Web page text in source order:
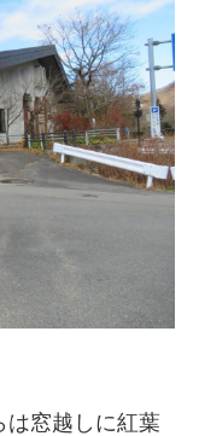
は窓越しに紅葉